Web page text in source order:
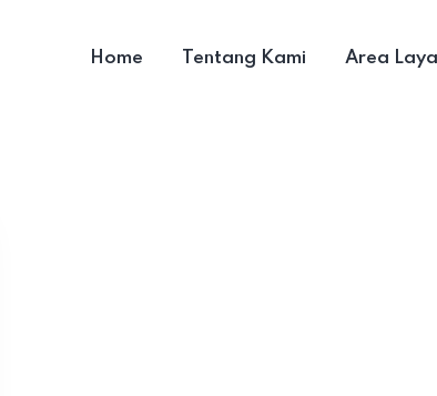
Home Tentang Kami Area